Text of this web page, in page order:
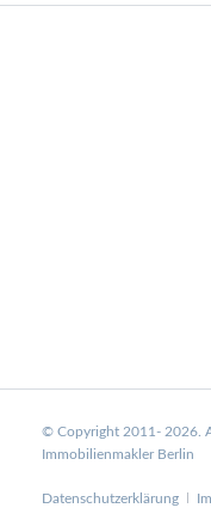
© Copyright 2011- 2026.
Immobilienmakler Berlin
Navigation
Datenschutzerklärung